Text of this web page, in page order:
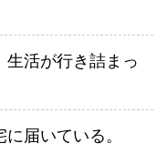
生活が行き詰まっ
届いている。